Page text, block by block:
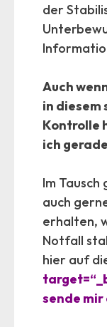
der
Auch
in diesem
Kontrolle
ich
Im Tausch
auch
erhalten,
Notfall
hier auf
sende